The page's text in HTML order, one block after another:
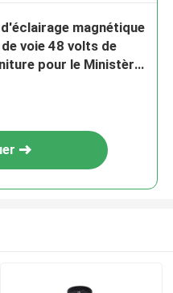
magnétique
voie 48 volts de
pour le Ministère